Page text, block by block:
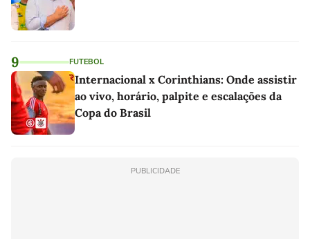
9 FUTEBOL
Internacional x Corinthians: Onde assistir
ao vivo, horário, palpite e escalações da
Copa do Brasil
PUBLICIDADE